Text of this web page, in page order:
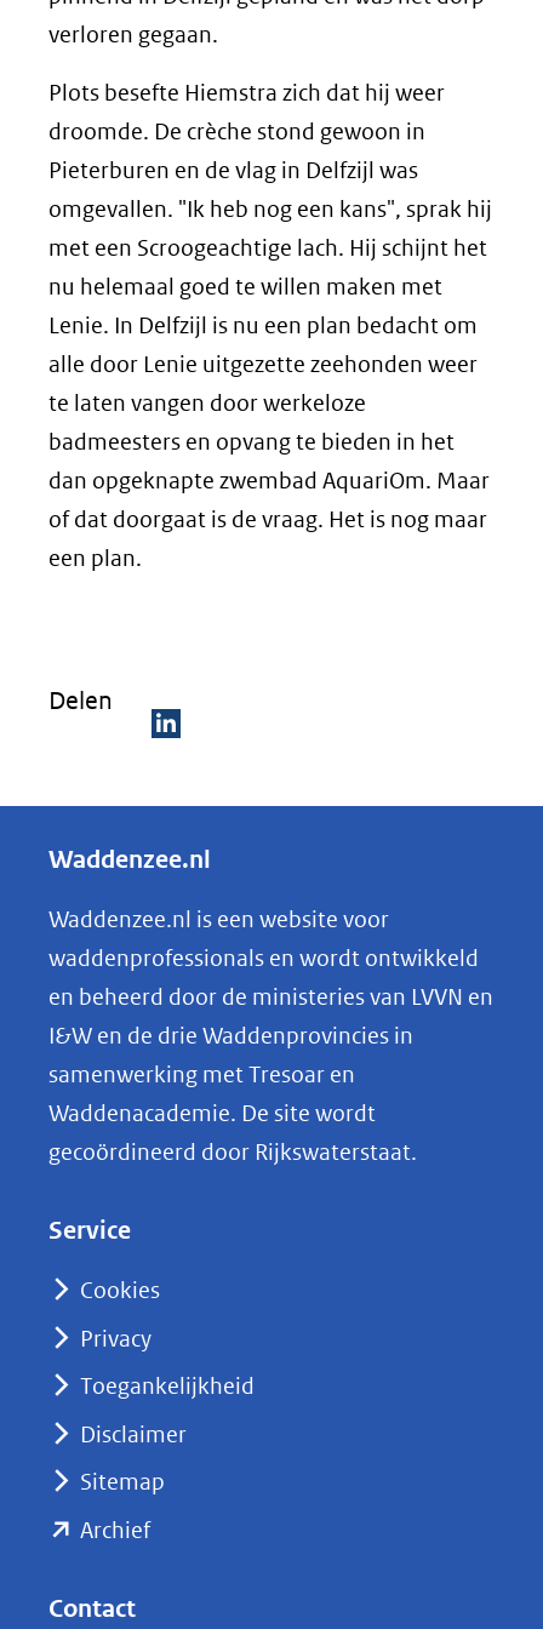
verloren gegaan.
Plots besefte Hiemstra zich dat hij weer
droomde. De crèche stond gewoon in
Pieterburen en de vlag in Delfzijl was
omgevallen. "Ik heb nog een kans", sprak hij
met een Scroogeachtige lach. Hij schijnt het
nu helemaal goed te willen maken met
Lenie. In Delfzijl is nu een plan bedacht om
alle door Lenie uitgezette zeehonden weer
te laten vangen door werkeloze
badmeesters en opvang te bieden in het
dan opgeknapte zwembad AquariOm. Maar
of dat doorgaat is de vraag. Het is nog maar
een plan.
Delen
e
e
n
o
p
k
e
nieuw
naar
Waddenzee.nl
Waddenzee.nl is een website voor
waddenprofessionals en wordt ontwikkeld
en beheerd door de ministeries van LVVN en
I&W en de drie Waddenprovincies in
samenwerking met Tresoar en
Waddenacademie. De site wordt
gecoördineerd door Rijkswaterstaat.
Service
Cookies
Privacy
Toegankelijkheid
Disclaimer
Sitemap
Archief(opent
Contact